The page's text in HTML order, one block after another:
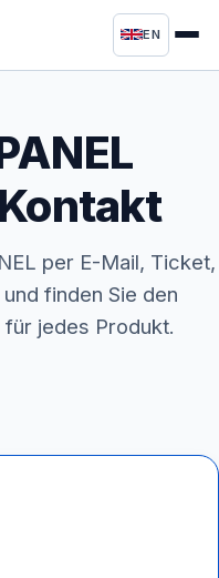
EN
per E-Mail, Ticket,
finden Sie den
jedes Produkt.